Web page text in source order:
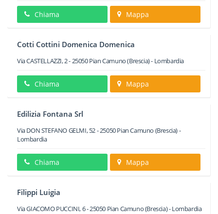
Chiama Mappa
Cotti Cottini Domenica Domenica
Via CASTELLAZZI, 2-25050Pian Camuno(Brescia) - Lombardia
Chiama Mappa
Edilizia Fontana Srl
Via DON STEFANO GELMI, 52-25050Pian Camuno (Brescia) -
Lombardia
Chiama Mappa
Filippi Luigia
Via GIACOMO PUCCINI, 6-25050 Pian Camuno(Brescia) -Lombardia